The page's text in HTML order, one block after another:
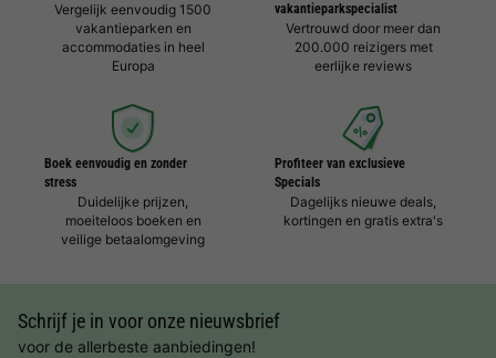
Vergelijk eenvoudig 1500
vakantieparken en
accommodaties in heel
Europa
vakantieparkspecialist
Vertrouwd door meer dan
200.000 reizigers met
eerlijke reviews
Boek eenvoudig en zonder
stress
Duidelijke prijzen,
moeiteloos boeken en
veilige betaalomgeving
Profiteer van exclusieve
Specials
Dagelijks nieuwe deals,
kortingen en gratis extra's
Schrijf je in voor onze nieuwsbrief
voor de allerbeste aanbiedingen!